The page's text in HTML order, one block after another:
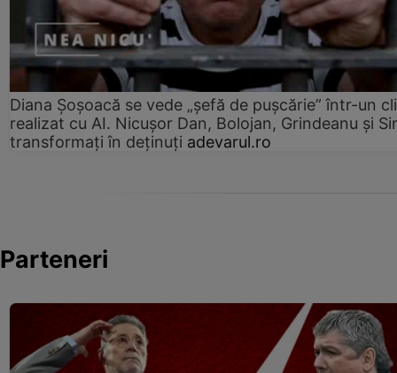
Diana Șoșoacă se vede „șefă de pușcărie” într-un
realizat cu AI. Nicușor Dan, Bolojan, Grindeanu și
transformați în deținuți adevarul.ro
Parteneri